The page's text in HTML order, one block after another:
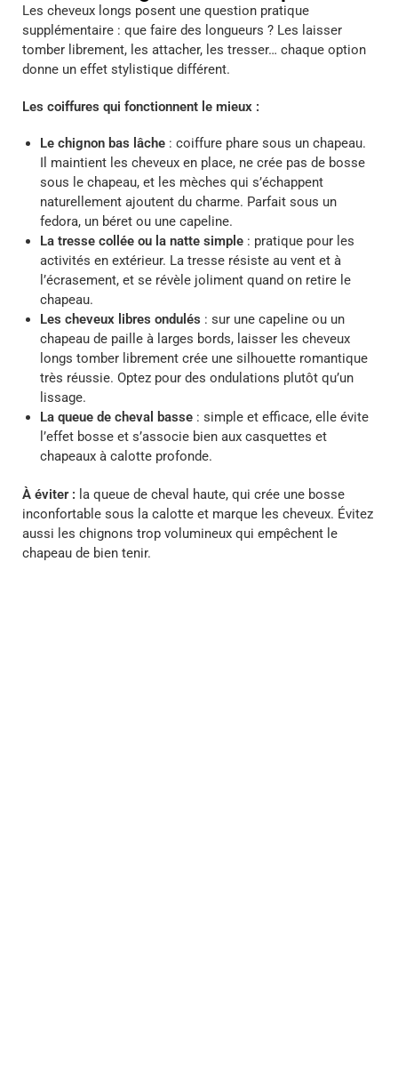
Les cheveux longs posent une question pratique
supplémentaire : que faire des longueurs ? Les laisser
tomber librement, les attacher, les tresser… chaque option
donne un effet stylistique différent.
Les coiffures qui fonctionnent le mieux :
Le chignon bas lâche : coiffure phare sous un chapeau.
Il maintient les cheveux en place, ne crée pas de bosse
sous le chapeau, et les mèches qui s’échappent
naturellement ajoutent du charme. Parfait sous un
fedora, un béret ou une capeline.
La tresse collée ou la natte simple : pratique pour les
activités en extérieur. La tresse résiste au vent et à
l’écrasement, et se révèle joliment quand on retire le
chapeau.
Les cheveux libres ondulés : sur une capeline ou un
chapeau de paille à larges bords, laisser les cheveux
longs tomber librement crée une silhouette romantique
très réussie. Optez pour des ondulations plutôt qu’un
lissage.
La queue de cheval basse : simple et efficace, elle évite
l’effet bosse et s’associe bien aux casquettes et
chapeaux à calotte profonde.
À éviter : la queue de cheval haute, qui crée une bosse
inconfortable sous la calotte et marque les cheveux. Évitez
aussi les chignons trop volumineux qui empêchent le
chapeau de bien tenir.